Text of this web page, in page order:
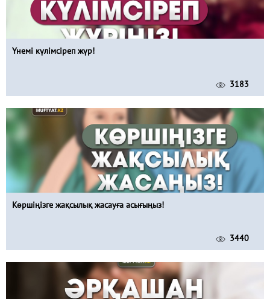
Үнемі күлімсіреп жүр!
3183
Көршіңізге жақсылық жасауға асығыңыз!
3440